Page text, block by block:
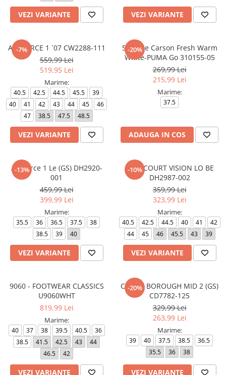
VEZI VARIANTE VEZI VARIANTE
-7%
AIR FORCE 1 `07 CW2288-111
559,99 Lei
519,95 Lei
Marime:
40.5 42.5 44.5 45.5
39
40
41 42 43 44 45
46
47
38.5 47.5 48.5
VEZI VARIANTE
-20%
Softride Carson Fresh Warm
White-PUMA Go 310155-05
269,99 Lei
215,99 Lei
Marime:
37.5
ADAUGA IN COS
-13%
Air Force 1 Le (GS) DH2920-
001
459,99 Lei
399,99 Lei
Marime:
35.5 36 36.5 37.5
38
38.5
39 40
VEZI VARIANTE
-10%
NIKE COURT VISION LO BE
DH2987-002
359,99 Lei
323,99 Lei
Marime:
40.5 42.5 44.5 40 41
42
44
45 46 45.5 43 39
VEZI VARIANTE
9060 - FOOTWEAR CLASSICS
U9060WHT
819,99 Lei
Marime:
40 37 38 39.5 40.5
36
38.5
41.5 42.5 43
44
46.5
42
VEZI VARIANTE
-20%
COURT BOROUGH MID 2 (GS)
CD7782-125
329,99 Lei
263,99 Lei
Marime:
39 40 37.5 38.5
36.5
35.5
36 38
VEZI VARIANTE